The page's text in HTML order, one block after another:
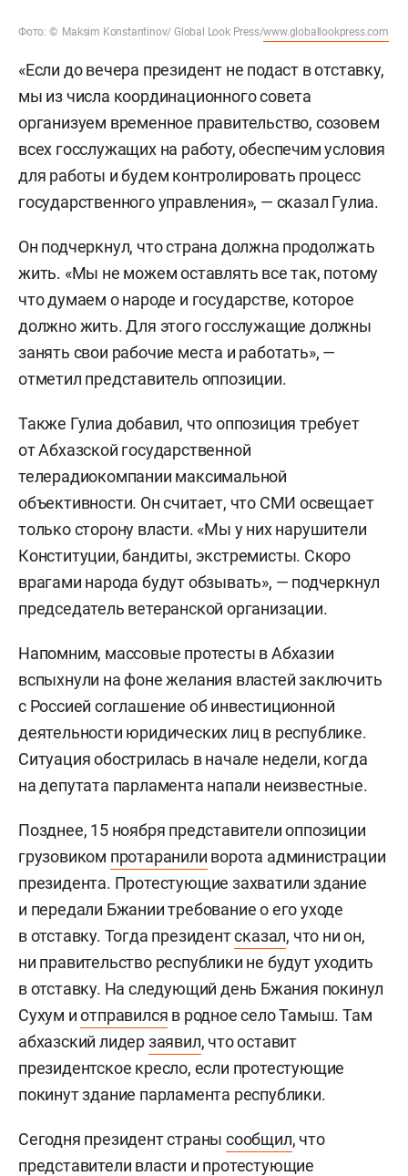
Фото: © Maksim Konstantinov/ Global Look Press/www.globallookpress.com
«Если до вечера президент не подаст в отставку,
мы из числа координационного совета
организуем временное правительство, созовем
всех госслужащих на работу, обеспечим условия
для работы и будем контролировать процесс
государственного управления», — сказал Гулиа.
Он подчеркнул, что страна должна продолжать
жить. «Мы не можем оставлять все так, потому
что думаем о народе и государстве, которое
должно жить. Для этого госслужащие должны
занять свои рабочие места и работать», —
отметил представитель оппозиции.
Также Гулиа добавил, что оппозиция требует
от Абхазской государственной
телерадиокомпании максимальной
объективности. Он считает, что СМИ освещает
только сторону власти. «Мы у них нарушители
Конституции, бандиты, экстремисты. Скоро
врагами народа будут обзывать», — подчеркнул
председатель ветеранской организации.
Напомним, массовые протесты в Абхазии
вспыхнули на фоне желания властей заключить
с Россией соглашение об инвестиционной
деятельности юридических лиц в республике.
Ситуация обострилась в начале недели, когда
на депутата парламента напали неизвестные.
Позднее, 15 ноября представители оппозиции
грузовиком протаранили ворота администрации
президента. Протестующие захватили здание
и передали Бжании требование о его уходе
в отставку. Тогда президентсказал, что ни он,
ни правительство республики не будут уходить
в отставку. На следующий день Бжания покинул
Сухум иотправился в родное село Тамыш. Там
абхазский лидерзаявил, что оставит
президентское кресло, если протестующие
покинут здание парламента республики.
Сегодня президент странысообщил, что
представители власти и протестующие